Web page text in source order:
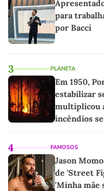
para
por Bacci
3 PLANETA
Em 1950,
estabilizar
multiplicou
incêndios
4 FAMOSOS
Jason
de 'Street
'Minha mãe